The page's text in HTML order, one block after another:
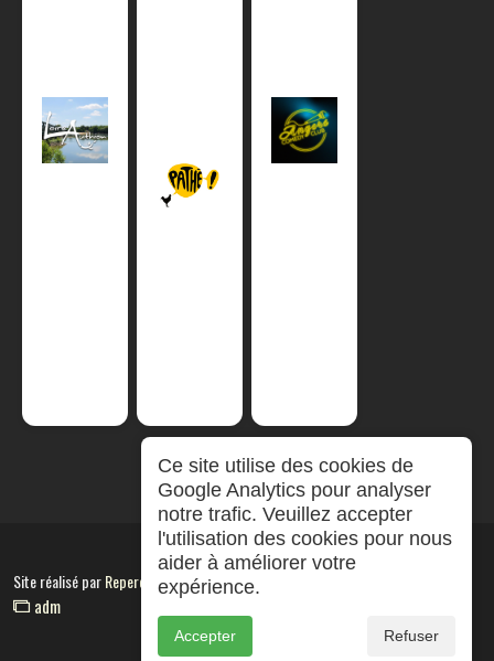
Site réalisé parRepereCom
adm
Ce site utilise des cookies de
Google Analytics pour analyser
notre trafic. Veuillez accepter
l'utilisation des cookies pour nous
aider à améliorer votre
expérience.
Accepter Refuser